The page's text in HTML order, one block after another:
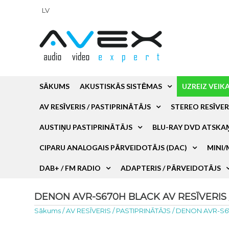
LV
SĀKUMS AKUSTISKĀS SISTĒMAS UZREIZ
AV RESĪVERIS / PASTIPRINĀTĀJS STEREO
AUSTIŅU PASTIPRINĀTĀJS BLU-RAY DVD
CIPARU ANALOGAIS PĀRVEIDOTĀJS (DAC) MINI/
DAB+ / FM RADIO ADAPTERIS / PĀRVEIDOTĀJS
DENON AVR-S670H BLACK AV
Sākums/AV RESĪVERIS / PASTIPRINĀTĀJS /DENON AVR-